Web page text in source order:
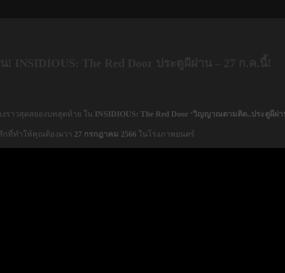
ราวสุดสยองบทสุดท้าย ใน INSIDIOUS: The Red Door ‘วิญญาณตามติด..ประตูผีผ่า
ที่ทำให้คุณต้องผวา 27 กรกฎาคม 2566 ในโรงภาพยนตร์